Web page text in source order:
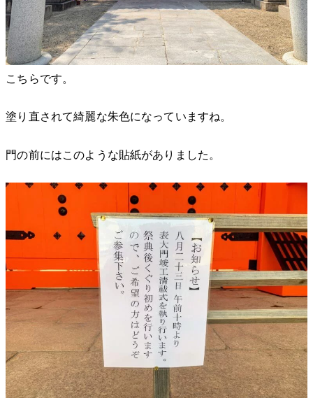
こちらです。
塗り直されて綺麗な朱色になっていますね。
門の前にはこのような貼紙がありました。